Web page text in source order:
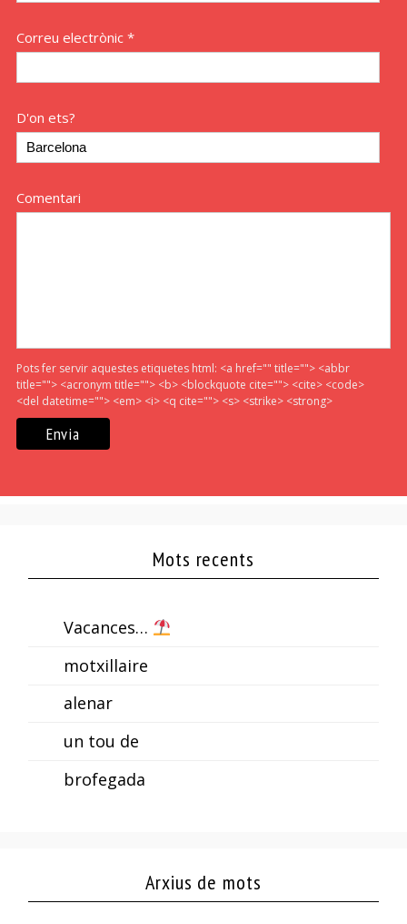
Correu electrònic *
D'on ets?
Comentari
Pots fer servir aquestes etiquetes html: <a href="" title=""> <abbr
title=""> <acronym title=""> <b> <blockquote cite=""> <cite> <code>
<del datetime=""> <em> <i> <q cite=""> <s> <strike> <strong>
Mots recents
Vacances…
motxillaire
alenar
un tou de
brofegada
Arxius de mots